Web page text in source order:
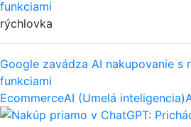
rýchlovka
Google zavádza AI nakupovanie s
funkciami
EcommerceAI (Umelá inteligencia)